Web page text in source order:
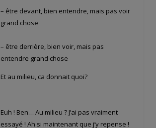
– être devant, bien entendre, mais pas voir
grand chose
– être derrière, bien voir, mais pas
entendre grand chose
Et au milieu, ca donnait quoi?
Euh ! Ben… Au milieu ? J’ai pas vraiment
essayé ! Ah si maintenant que j’y repense !